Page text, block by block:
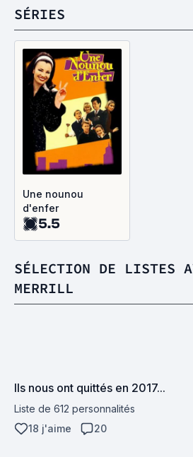
SÉRIES
Une nounou
d'enfer
5.5
SÉLECTION DE LISTES
MERRILL
Ils nous ont quittés en 2017...
Liste de 612 personnalités
18 j'aime
20